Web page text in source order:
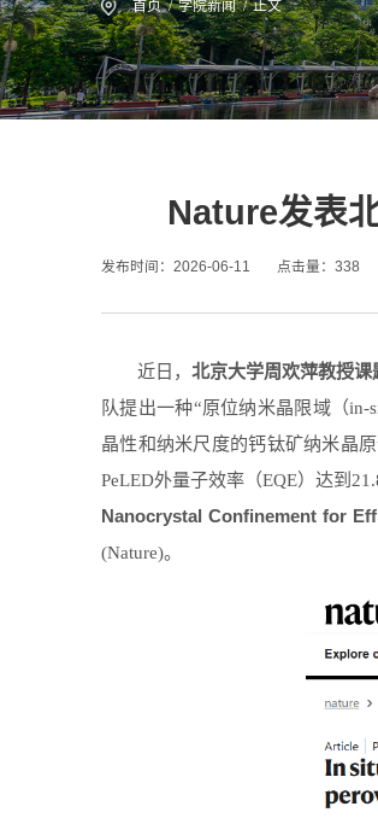
首页 / 学院新闻 /正文
Nature发表
发布时间：2026-06-11 点击量： 338
近日，北京大学周欢萍教授
队提出一种“原位纳米晶限域（
晶性和纳米尺度的钙钛矿纳米晶
PeLED外量子效率（EQE）达到
Nanocrystal Confinement for
(Nature)。